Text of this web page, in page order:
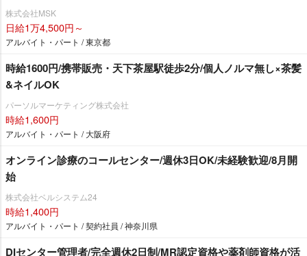
株式会社MSK
日給1万4,500円～
アルバイト・パート / 東京都
時給1600円/携帯販売・天下茶屋駅徒歩2分/個人ノルマ無し×茶髪
&ネイルOK
パーソルマーケティング株式会社
時給1,600円
アルバイト・パート / 大阪府
オンライン診療のコールセンター/週休3日OK/未経験歓迎/8月開
始
株式会社ベルシステム24
時給1,400円
アルバイト・パート / 契約社員 / 神奈川県
DIセンター管理者/完全週休2日制/MR認定資格や薬剤師資格が活